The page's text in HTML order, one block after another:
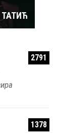
2791
1378